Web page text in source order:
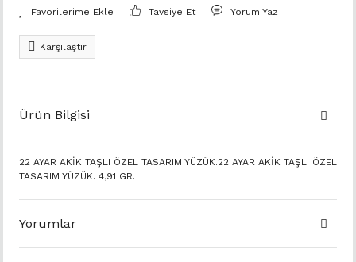
Tavsiye Et Yorum Yaz
Karşılaştır
Ürün Bilgisi
22 AYAR AKİK TAŞLI ÖZEL TASARIM YÜZÜK.22 AYAR AKİK TAŞLI ÖZEL
TASARIM YÜZÜK. 4,91 GR.
Yorumlar